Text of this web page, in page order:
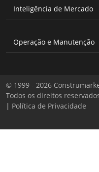
Inteligência de Mercado
Operação e Manutenção
© 1999 - 2026
Todos os direitos
| Política de Privacidade